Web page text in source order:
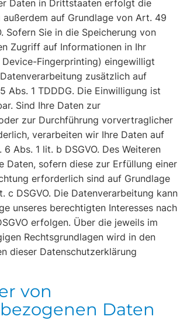
Daten in Drittstaaten erfolgt die
auf Grundlage von Art. 49
Sofern Sie in die Speicherung von
Zugriff auf Informationen in Ihr
Device-Fingerprinting) eingewilligt
zusätzlich auf
Abs. 1 TDDDG. Die Einwilligung ist
Sind Ihre Daten zur
zur Durchführung vorvertraglicher
verarbeiten wir Ihre Daten auf
Abs. 1 lit. b DSGVO. Des Weiteren
Daten, sofern diese zur Erfüllung einer
erforderlich sind auf Grundlage
c DSGVO. Die Datenverarbeitung kann
unseres berechtigten Interesses nach
erfolgen. Über die jeweils im
Rechtsgrundlagen wird in den
dieser Datenschutzerklärung
von
Daten